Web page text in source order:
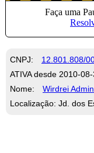
CNPJ: 12.801.808/
ATIVA desde 2010-08-
Nome:
Wirdrei
Localização: Jd. dos